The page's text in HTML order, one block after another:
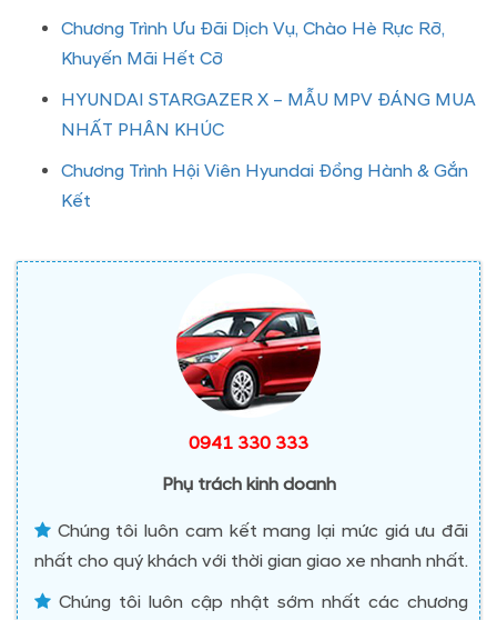
Chương Trình Ưu Đãi Dịch Vụ, Chào Hè Rực Rỡ,
Khuyến Mãi Hết Cỡ
HYUNDAI STARGAZER X – MẪU MPV ĐÁNG MUA
NHẤT PHÂN KHÚC
Chương Trình Hội Viên Hyundai Đồng Hành & Gắn
Kết
0941 330 333
Phụ trách kinh doanh
Chúng tôi luôn cam kết mang lại mức giá ưu đãi
nhất cho quý khách với thời gian giao xe nhanh nhất.
Chúng tôi luôn cập nhật sớm nhất các chương